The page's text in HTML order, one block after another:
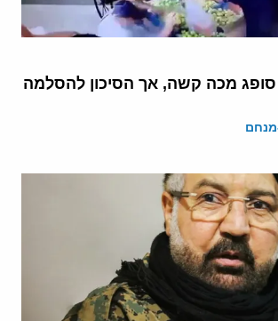
מכה קשה, אך הסיכון להסלמה
מנחם